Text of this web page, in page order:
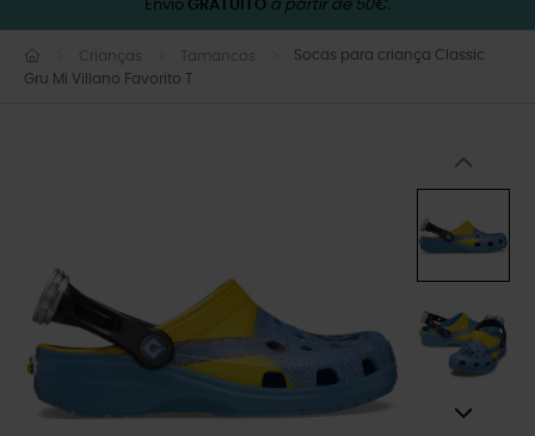
Envio GRATUITO a partir de 50€.
Crianças Tamancos
Socas para criança Classic
Gru Mi Villano Favorito T